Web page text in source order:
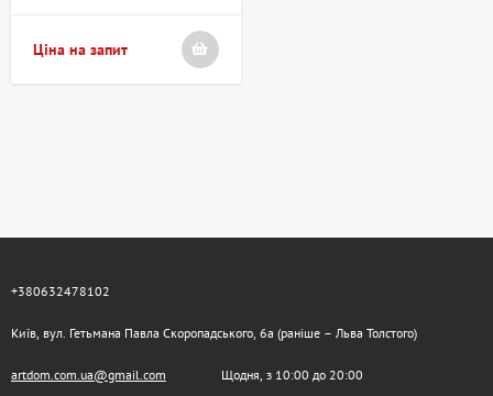
Ціна на запит
+380632478102
Київ, вул. Гетьмана Павла Скоропадського, 6а (раніше – Льва Толстого)
artdom.com.ua@gmail.com Щодня, з 10:00 до 20:00